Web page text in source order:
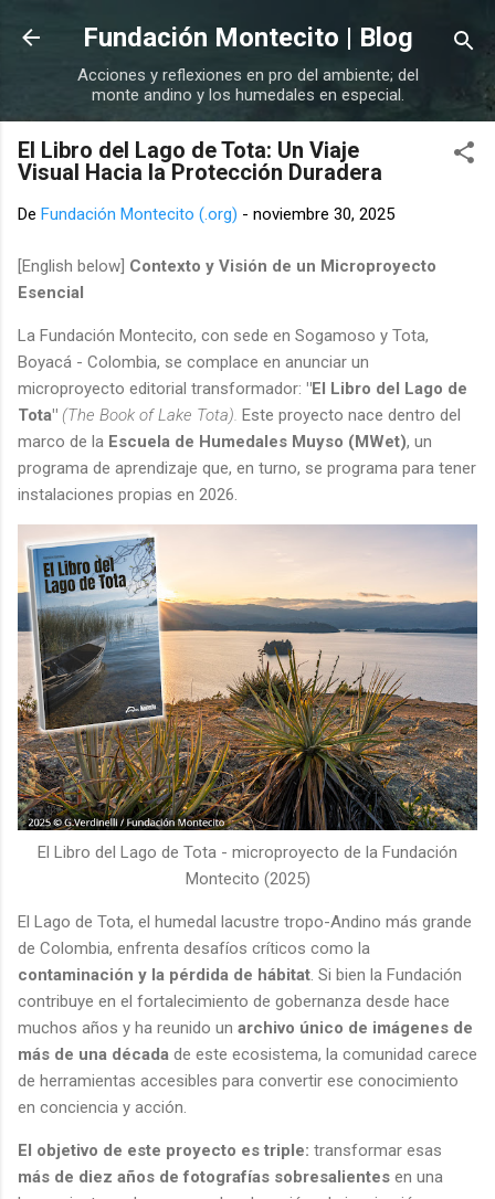
Ir al contenido principal
Fundación Montecito | Blog
Acciones y reflexiones en pro del ambiente; del
monte andino y los humedales en especial.
El Libro del Lago de Tota: Un Viaje
Visual Hacia la Protección Duradera
De Fundación Montecito (.org) - noviembre 30, 2025
[English below] Contexto y Visión de un Microproyecto
Esencial
La Fundación Montecito, con sede en Sogamoso y Tota,
Boyacá - Colombia, se complace en anunciar un
microproyecto editorial transformador: "El Libro del Lago de
Tota" (The Book of Lake Tota). Este proyecto nace dentro del
marco de la Escuela de Humedales Muyso (MWet), un
programa de aprendizaje que, en turno, se programa para tener
instalaciones propias en 2026.
El Libro del Lago de Tota - microproyecto de la Fundación
Montecito (2025)
El Lago de Tota, el humedal lacustre tropo-Andino más grande
de Colombia, enfrenta desafíos críticos como la
contaminación y la pérdida de hábitat . Si bien la Fundación
contribuye en el fortalecimiento de gobernanza desde hace
muchos años y ha reunido un archivo único de imágenes de
más de una década de este ecosistema, la comunidad carece
de herramientas accesibles para convertir ese conocimiento
en conciencia y acción.
El objetivo de este proyecto es triple: transformar esas
más de diez años de fotografías sobresalientes en una